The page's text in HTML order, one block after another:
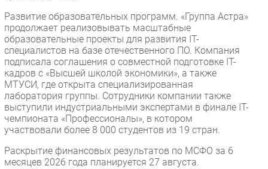
Развитие образовательных программ. «Группа Астра»
продолжает реализовывать масштабные
образовательные проекты для развития IT-
специалистов на базе отечественного ПО. Компания
подписала соглашения о совместной подготовке IT-
кадров с «Высшей школой экономики», а также
МТУСИ, где открыта специализированная
лаборатория группы. Сотрудники компании также
выступили индустриальными экспертами в финале IT-
чемпионата «Профессионалы», в котором
участвовали более 8 000 студентов из 19 стран.
Раскрытие финансовых результатов по МСФО за 6
месяцев 2026 года планируется 27 августа.